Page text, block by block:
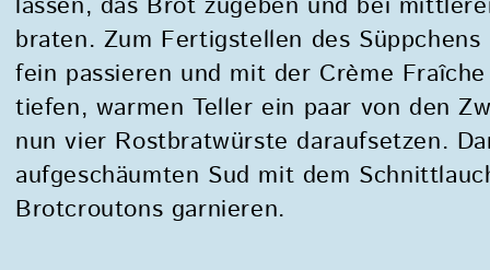
braten. Zum Fertigstellen des
fein passieren und mit der Crème
tiefen, warmen Teller ein paar von den
nun vier Rostbratwürste daraufsetzen.
aufgeschäumten Sud mit dem
Brotcroutons garnieren.